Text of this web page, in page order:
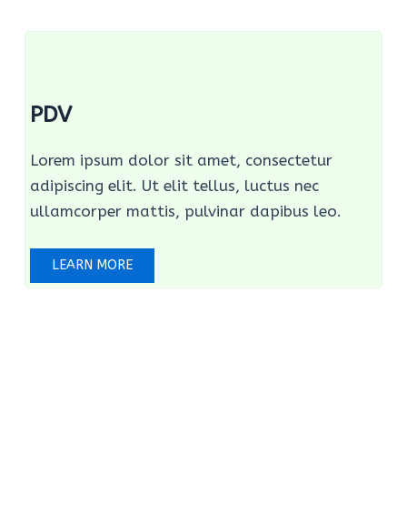
PDV
Lorem ipsum dolor sit amet, consectetur
adipiscing elit. Ut elit tellus, luctus nec
ullamcorper mattis, pulvinar dapibus leo.
LEARN MORE